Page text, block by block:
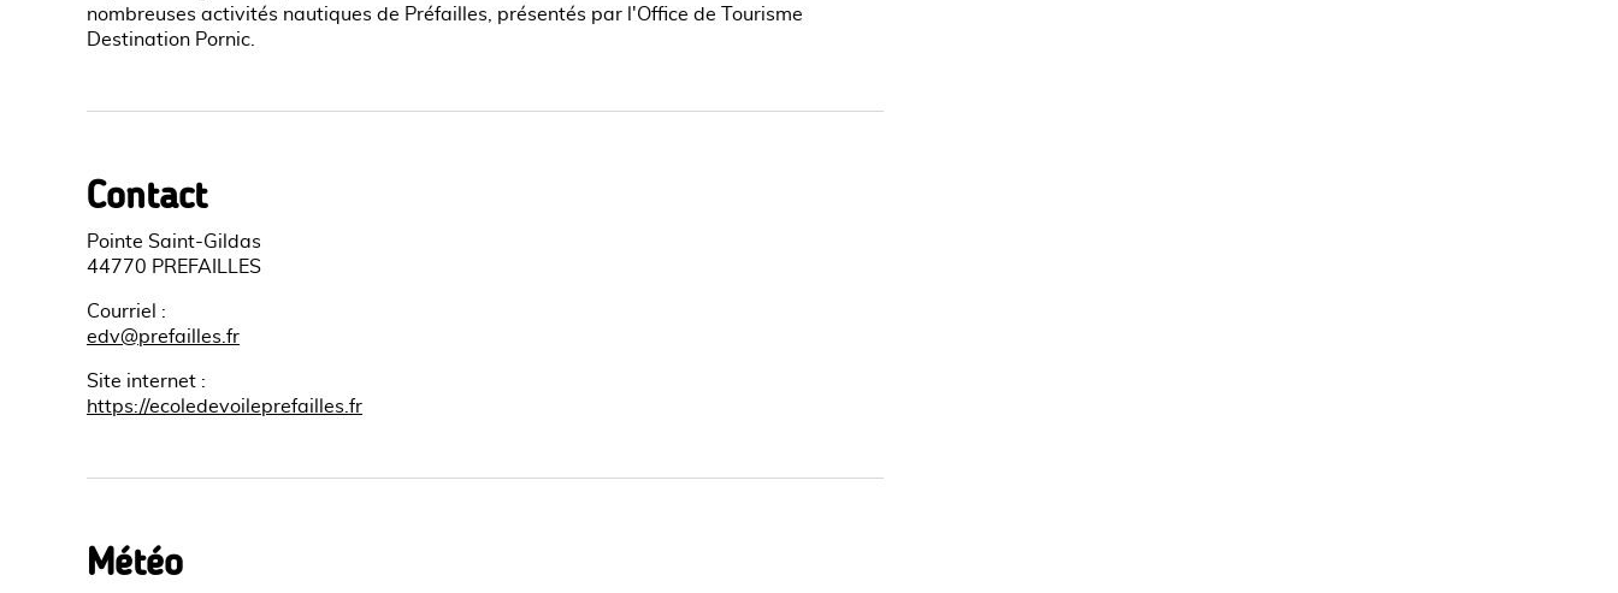
nombreuses activités nautiques de Préfailles, présentés par l'Office de Tourisme
Destination Pornic.
Contact
Pointe Saint-Gildas
44770 PREFAILLES
Courriel
:
edv@prefailles.fr
Site internet :
https://ecoledevoileprefailles.fr
Météo